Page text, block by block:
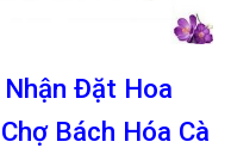
Đặt Hoa
Bách Hóa Cà